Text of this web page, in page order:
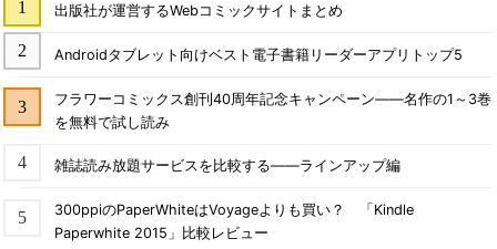
出版社が運営するWebコミックサイトまとめ
Androidタブレット向けベスト電子書籍リーダーアプリトップ5
フラワーコミックス創刊40周年記念キャンペーン――名作の1～3巻
を無料で試し読み
雑誌読み放題サービスを比較する――ラインアップ編
300ppiのPaperWhiteはVoyageよりも買い？ 「Kindle
Paperwhite 2015」比較レビュー